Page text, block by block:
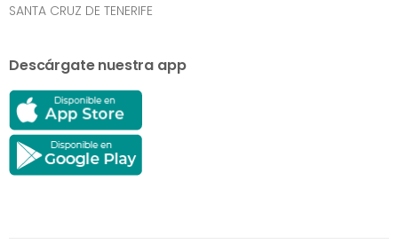
SANTA CRUZ DE TENERIFE
Descárgate nuestra app